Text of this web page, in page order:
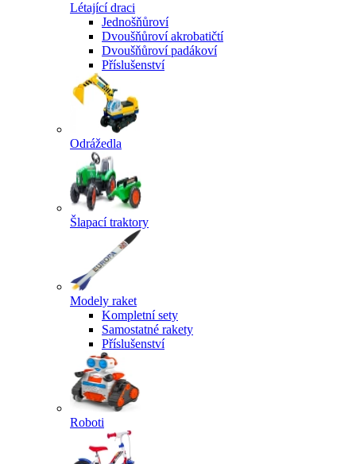
Létající draci
Jednošňůroví
Dvoušňůroví akrobatičtí
Dvoušňůroví padákoví
Příslušenství
Odrážedla
Šlapací traktory
Modely raket
Kompletní sety
Samostatné rakety
Příslušenství
Roboti